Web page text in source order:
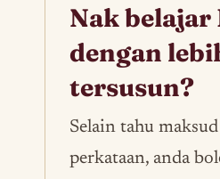
Nak belajar
dengan
tersusun?
Selain tahu
perkataan, anda